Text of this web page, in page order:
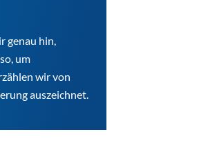
genau hin,
um
wir von
auszeichnet.